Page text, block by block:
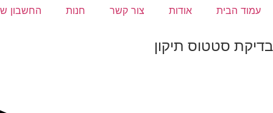
עמוד הבית אודות צור קשר חנות החשבון
בדיקת סטטוס תיקון